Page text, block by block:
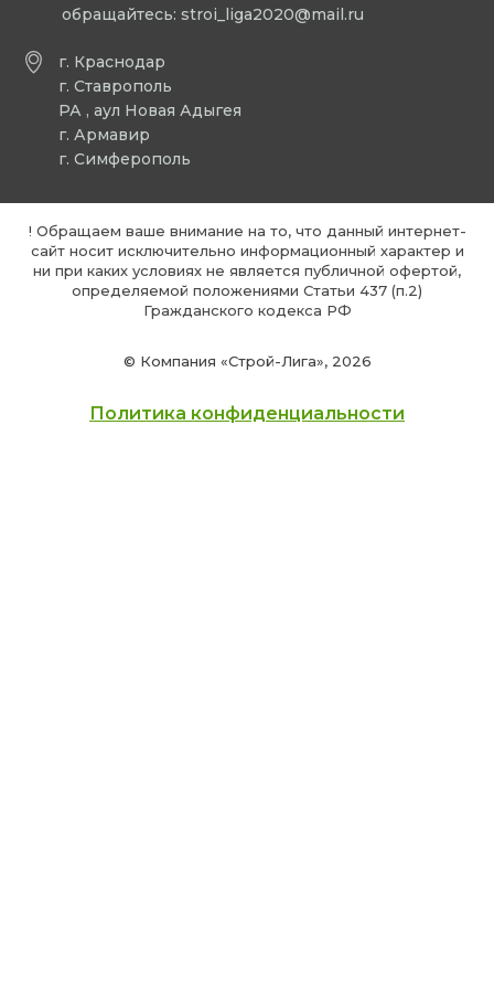
г. Краснодар
г. Ставрополь
РА , аул Новая Адыгея
г. Армавир
г. Симферополь
обращайтесь: stroi_liga2020@mail.ru
© Компания «Строй-Лига», 2026
! Обращаем ваше внимание на то, что данный интернет-
сайт носит исключительно информационный характер и
ни при каких условиях не является публичной офертой,
определяемой положениями Статьи 437 (п.2)
Гражданского кодекса РФ
Политика конфиденциальности